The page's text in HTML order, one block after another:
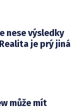
nese výsledky
je prý jiná
může mít